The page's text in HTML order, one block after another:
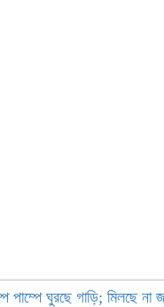
পাম্পে ঘুরছে গাড়ি; মিলছে না